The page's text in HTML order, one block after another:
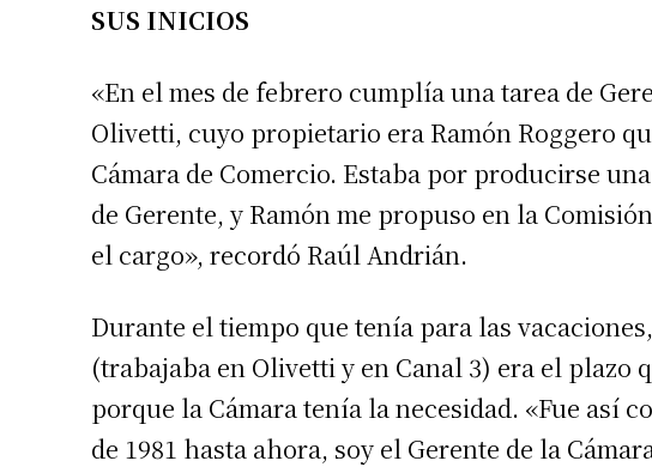
SUS INICIOS
«En el mes de febrero cumplía una tarea de
Olivetti, cuyo propietario era Ramón Roggero
Cámara de Comercio. Estaba por producirse
de Gerente, y Ramón me propuso en la
el cargo», recordó Raúl Andrián.
Durante el tiempo que tenía para las
(trabajaba en Olivetti y en Canal 3) era el plazo
porque la Cámara tenía la necesidad. «Fue así
de 1981 hasta ahora, soy el Gerente de la